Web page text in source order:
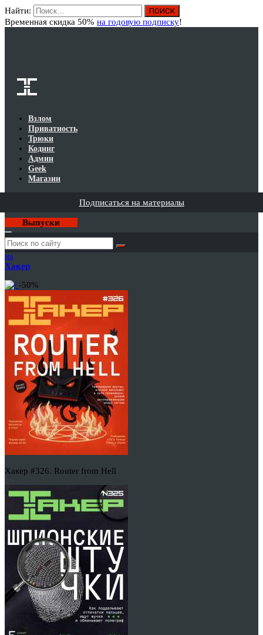
Найти:
Временная скидка 50% на годовую подписку!
Взлом
Приватность
Трюки
Кодинг
Админ
Geek
Магазин
Подписаться на материалы
Выпуски
Годовая
подписка
на
Хакер
-50%
Хакер #326. Router from Hell